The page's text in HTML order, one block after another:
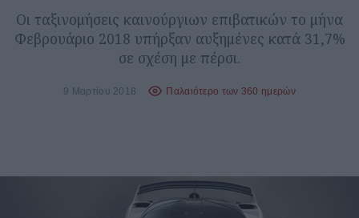
Οι ταξινομήσεις καινούργιων επιβατικών το μήνα
Φεβρουάριο 2018 υπήρξαν αυξημένες κατά 31,7%
σε σχέση με πέρσι.
9 Μαρτίου 2018 Παλαιότερο των 360 ημερών